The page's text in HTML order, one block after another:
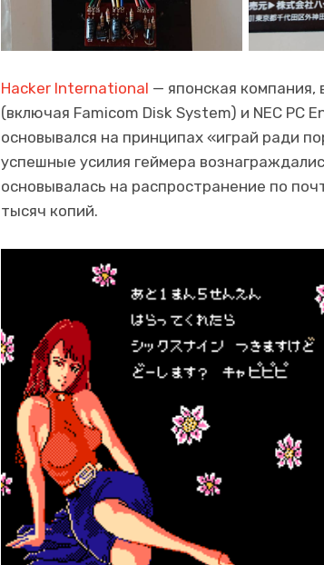
Hacker International — японская компания,
(включая Famicom Disk System) и NEC PC
основывался на принципах «играй ради
успешные усилия геймера
основывалась на распространение по
тысяч копий.